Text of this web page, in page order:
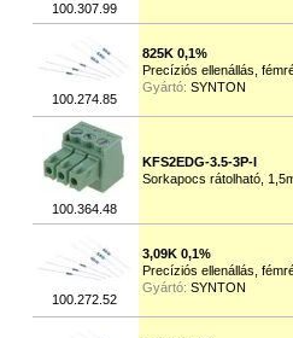
100.307.99
100.274.85
825K 0,1%
Precíziós ellenállás,
Gyártó: SYNTON
100.364.48
KFS2EDG-3.5-3P-I
Sorkapocs rátolható,
100.272.52
3,09K 0,1%
Precíziós ellenállás,
Gyártó: SYNTON